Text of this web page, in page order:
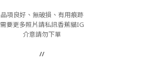
品項良好、 無破損、 有用痕跡
需要更多照片請私訊香蕉貓IG
介意請勿下單
//